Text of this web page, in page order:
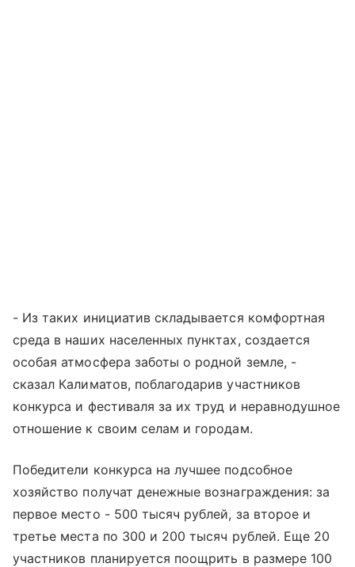
- Из таких инициатив складывается комфортная
среда в наших населенных пунктах, создается
особая атмосфера заботы о родной земле, -
сказал Калиматов, поблагодарив участников
конкурса и фестиваля за их труд и неравнодушное
отношение к своим селам и городам.
Победители конкурса на лучшее подсобное
хозяйство получат денежные вознаграждения: за
первое место - 500 тысяч рублей, за второе и
третье места по 300 и 200 тысяч рублей. Еще 20
участников планируется поощрить в размере 100